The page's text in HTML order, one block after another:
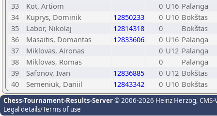
33
Kot, Artiom 0 U16 Palanga
34
Kuprys, Dominik 12850233 0 U10 Bokštas
35
Labor, Nikolaj 12814318 0
Bokštas
36
Masaitis, Domantas 12833606 0 U16 Palanga
37
Miklovas, Aironas 0 U12 Palanga
38
Miklovas, Romas 0
Palanga
39
Safonov, Ivan 12836885 0 U12 Bokštas
40
Semeniuk, Daniil 12843342 0 U10 Bokštas
Chess-Tournament-Results-Server© 2006-2026 Heinz Herzog,
Legal details/Terms of use